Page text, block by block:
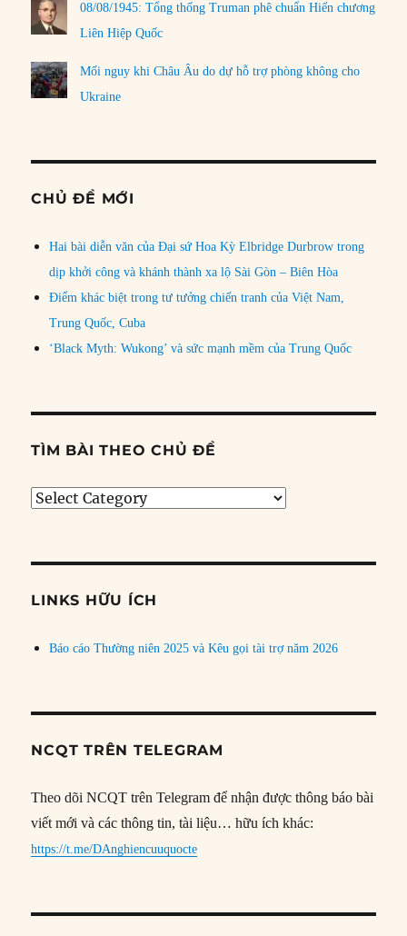
08/08/1945: Tổng thống Truman phê chuẩn Hiến chương
Liên Hiệp Quốc
Mối nguy khi Châu Âu do dự hỗ trợ phòng không cho
Ukraine
CHỦ ĐỀ MỚI
Hai bài diễn văn của Đại sứ Hoa Kỳ Elbridge Durbrow trong
dịp khởi công và khánh thành xa lộ Sài Gòn – Biên Hòa
Điểm khác biệt trong tư tưởng chiến tranh của Việt Nam,
Trung Quốc, Cuba
‘Black Myth: Wukong’ và sức mạnh mềm của Trung Quốc
TÌM BÀI THEO CHỦ ĐỀ
Tìm
đề
LINKS HỮU ÍCH
Báo cáo Thường niên 2025 và Kêu gọi tài trợ năm 2026
NCQT TRÊN TELEGRAM
Theo dõi NCQT trên Telegram để nhận được thông báo bài
viết mới và các thông tin, tài liệu… hữu ích khác:
https://t.me/DAnghiencuuquocte